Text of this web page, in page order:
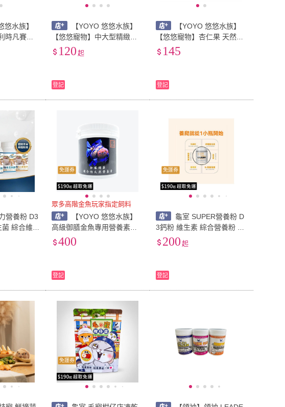
悠水族】
時凡賽爾
發貨 整
【YOYO 悠悠水族】
【悠悠寵物】中大型精緻堅
果日糧 中大型帶殼營養日糧
真空夾鏈立袋 鸚鵡飼料 凱克
飲食保健
120 起
登記
【YOYO 悠悠水族】
【悠悠寵物】杏仁果 天然堅
果系列 食品級真空夾鏈立袋
145
登記
營養粉 D3
菌 綜合維
粉 鬆獅
龜 蛇
免運券
眾多高階金魚玩家指定飼料
【YOYO 悠悠水族】
高級御膳金魚專用營養素魚
飼料
400
登記
免運券
龜室 SUPER營養粉 D
3鈣粉 維生素 綜合營養粉 BA
C益生菌 爬蟲維生素 爬蟲鈣
粉 鬆獅蜥變色龍守宮陸龜蛇
200 起
登記
免運券